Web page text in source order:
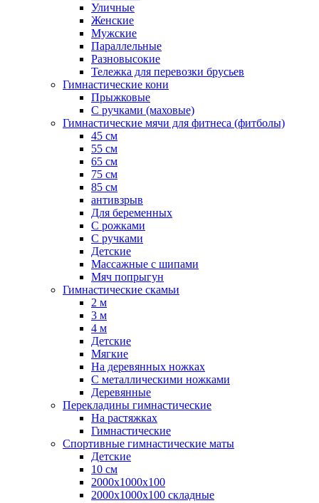
Уличные
Женские
Мужские
Параллельные
Разновысокие
Тележка для перевозки брусьев
Гимнастические кони
Прыжковые
С ручками (маховые)
Гимнастические мячи для фитнеса (фитболы)
45 см
55 см
65 см
75 см
85 см
антивзрыв
Для беременных
С рожками
С ручками
Детские
Массажные с шипами
Мяч попрыгун
Гимнастические скамьи
2 м
3 м
4 м
Детские
Мягкие
На деревянных ножках
С металлическими ножками
Деревянные
Перекладины гимнастические
На растяжках
Гимнастические
Спортивные гимнастические маты
Детские
10 см
2000х1000х100
2000х1000х100 складные